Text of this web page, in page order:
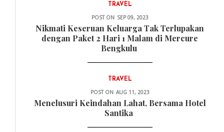
TRAVEL
POST ON SEP 09, 2023
Nikmati Keseruan Keluarga Tak Terlupakan
dengan Paket 2 Hari 1 Malam di Mercure
Bengkulu
TRAVEL
POST ON AUG 11, 2023
Menelusuri Keindahan Lahat, Bersama Hotel
Santika